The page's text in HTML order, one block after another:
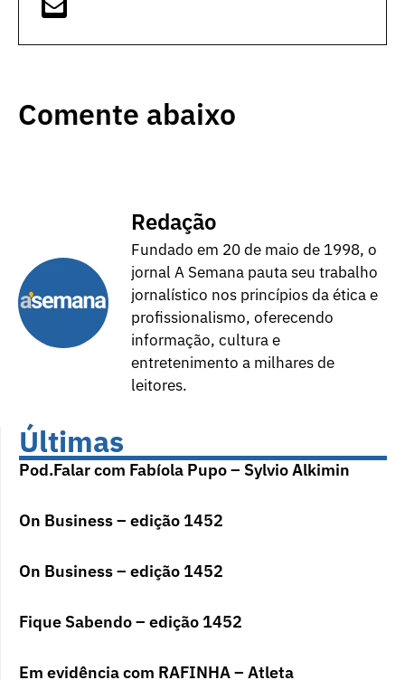
Comente abaixo
Redação
Fundado em 20 de maio de 1998, o
jornal A Semana pauta seu trabalho
jornalístico nos princípios da ética e
profissionalismo, oferecendo
informação, cultura e
entretenimento a milhares de
leitores.
Últimas
Pod.Falar com Fabíola Pupo – Sylvio Alkimin
On Business – edição 1452
On Business – edição 1452
Fique Sabendo – edição 1452
Em evidência com RAFINHA – Atleta